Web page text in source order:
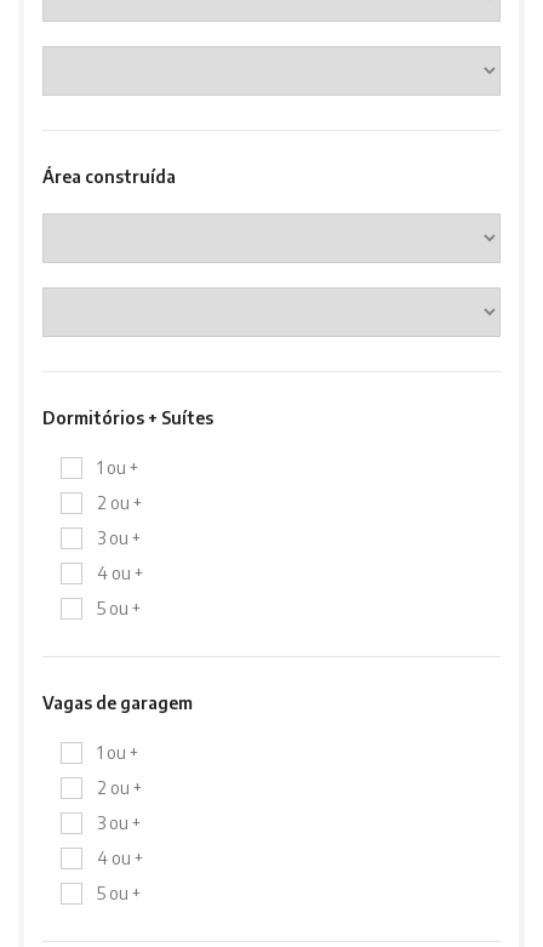
Área construída
Dormitórios + Suítes
1 ou +
2 ou +
3 ou +
4 ou +
5 ou +
Vagas de garagem
1 ou +
2 ou +
3 ou +
4 ou +
5 ou +